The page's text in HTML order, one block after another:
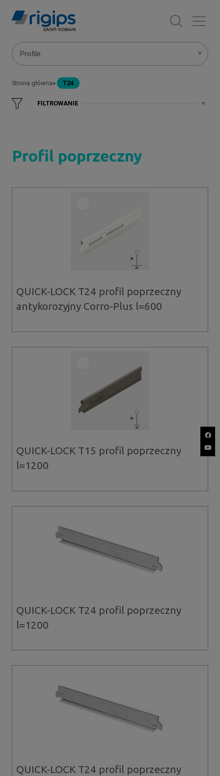
Main
navigation
Profile
Ścieżka
nawigacyjna
Strona główna T24
FILTROWANIE
Profil poprzeczny
QUICK-LOCK T24 profil poprzeczny
antykorozyjny Corro-Plus l=600
QUICK-LOCK T15 profil poprzeczny
l=1200
QUICK-LOCK T24 profil poprzeczny
l=1200
QUICK-LOCK T24 profil poprzeczny